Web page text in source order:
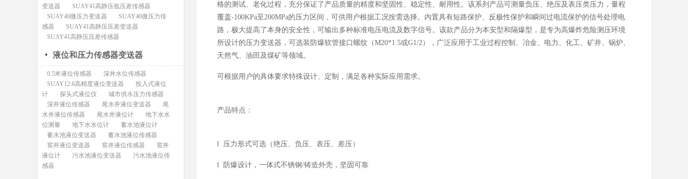
格的测试、老化过程，充分保证了产品质量的精度和坚固性、稳定性、耐用性。该系列产品可测量负压、绝压及表压类压力，量程
覆盖-100KPa至200MPa的压力区间，可供用户根据工况按需选择。内置具有短路保护、反极性保护和瞬间过电流保护的信号处理电
路，极大提高了本身的安全性，可输出多种标准电压电流及数字信号。该款产品分为本安型和隔爆型，是专为高爆炸危险测压环境
所设计的压力变送器，可选装防爆软管接口螺纹（M20*1.5或G1/2），广泛应用于工业过程控制、冶金、电力、化工、矿井、锅炉、
天然气、油田及煤矿等领域。
可根据用户的具体要求特殊设计、定制，满足各种实际应用需求。
产品特点：
l 压力形式可选（绝压、负压、表压、差压）
l 防爆设计，一体式不锈钢/铸造外壳，坚固可靠
变送器
SUAY41高静压低压差传感器
SUAY40微压力变送器
SUAY40微压力传
感器
SUAY41高静压压差变送器
SUAY41高静压压差传感器
液位和压力传感器变送器
0.5米液位传感器
深井水位传感器
SUAY12.6高精度液位变送器
投入式液位
计
探头式液位仪
城市供水压力传感器
深井液位传感器
尾水井液位变送器
尾
水井液位传感器
尾水井液位计
地下水水
位测量
地下水水位计
蓄水池液位计
蓄水池液位变送器
蓄水池液位传感器
窖井液位变送器
窖井液位传感器
窖井
液位计
污水池液位变送器
污水池液位传
感器